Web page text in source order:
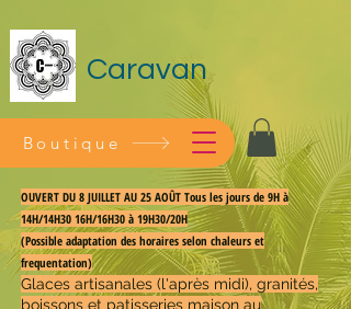
Caravan
OUVERT DU 8 JUILLET AU 25 AOÛT Tous les jours de 9H à
14H/14H30 16H/16H30 à 19H30/20H
(Possible adaptation des horaires selon chaleurs et
frequentation)
Glaces artisanales (l'après midi), granités,
boissons et patisseries maison au
Boutique